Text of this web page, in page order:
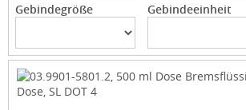
Gebindegröße Gebindeeinheit